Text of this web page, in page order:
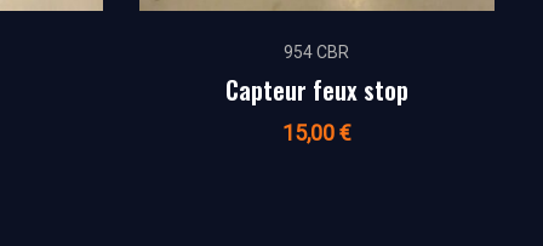
954 CBR
Capteur feux stop
15,00€